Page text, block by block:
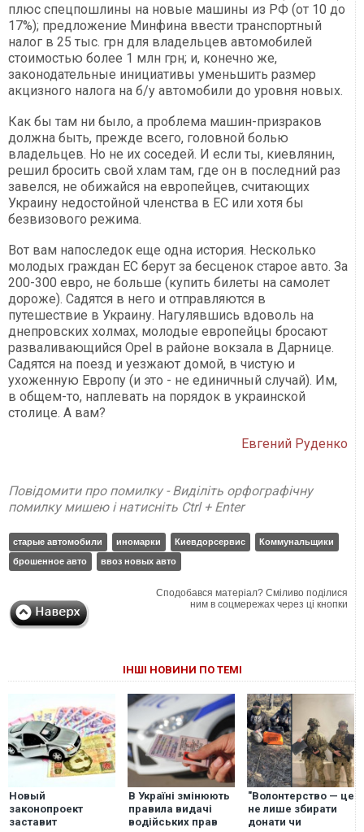
плюс спецпошлины на новые машины из РФ (от 10 до
17%); предложение Минфина ввести транспортный
налог в 25 тыс. грн для владельцев автомобилей
стоимостью более 1 млн грн; и, конечно же,
законодательные инициативы уменьшить размер
акцизного налога на б/у автомобили до уровня новых.
Как бы там ни было, а проблема машин-призраков
должна быть, прежде всего, головной болью
владельцев. Но не их соседей. И если ты, киевлянин,
решил бросить свой хлам там, где он в последний раз
завелся, не обижайся на европейцев, считающих
Украину недостойной членства в ЕС или хотя бы
безвизового режима.
Вот вам напоследок еще одна история. Несколько
молодых граждан ЕС берут за бесценок старое авто. За
200-300 евро, не больше (купить билеты на самолет
дороже). Садятся в него и отправляются в
путешествие в Украину. Нагулявшись вдоволь на
днепровских холмах, молодые европейцы бросают
разваливающийся Opel в районе вокзала в Дарнице.
Садятся на поезд и уезжают домой, в чистую и
ухоженную Европу (и это - не единичный случай). Им,
в общем-то, наплевать на порядок в украинской
столице. А вам?
Евгений Руденко
Повідомити про помилку - Виділіть орфографічну
помилку мишею і натисніть Ctrl + Enter
старые автомобили иномарки Киевдорсервис
Коммунальщики
брошенное авто
ввоз новых авто
Сподобався матеріал? Сміливо поділися
ним в соцмережах через ці кнопки
ІНШІ НОВИНИ ПО ТЕМІ
Новый
законопроект
заставит
В Україні змінюють
правила видачі
водійських прав
"Волонтерство — це
не лише збирати
донати чи